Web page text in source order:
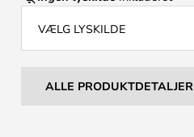
VÆLG LYSKILDE
ALLE PRODUKTDETALJER